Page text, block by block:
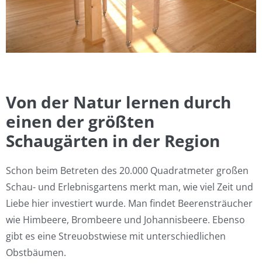
Von der Natur lernen durch
einen der größten
Schaugärten in der Region
Schon beim Betreten des 20.000 Quadratmeter großen
Schau- und Erlebnisgartens merkt man, wie viel Zeit und
Liebe hier investiert wurde. Man findet Beerensträucher
wie Himbeere, Brombeere und Johannisbeere. Ebenso
gibt es eine Streuobstwiese mit unterschiedlichen
Obstbäumen.